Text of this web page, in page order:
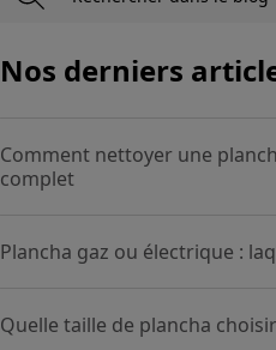
Nos derniers
Comment nettoyer une
complet
Plancha gaz ou électrique :
Quelle taille de plancha